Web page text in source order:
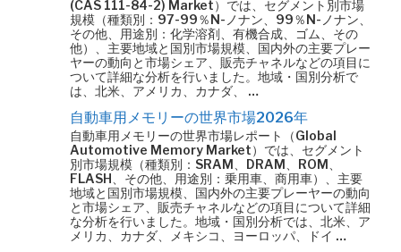
(CAS 111-84-2) Market）では、セグメント別市場
規模（種類別：97-99％N-ノナン、99％N-ノナン、
その他、用途別：化学溶剤、有機合成、ゴム、その
他）、主要地域と国別市場規模、国内外の主要プレー
ヤーの動向と市場シェア、販売チャネルなどの項目に
ついて詳細な分析を行いました。地域・国別分析で
は、北米、アメリカ、カナダ、 …
自動車用メモリーの世界市場2026年
自動車用メモリーの世界市場レポート（Global
Automotive Memory Market）では、セグメント
別市場規模（種類別：SRAM、DRAM、ROM、
FLASH、その他、用途別：乗用車、商用車）、主要
地域と国別市場規模、国内外の主要プレーヤーの動向
と市場シェア、販売チャネルなどの項目について詳細
な分析を行いました。地域・国別分析では、北米、ア
メリカ、カナダ、メキシコ、ヨーロッパ、ドイ …